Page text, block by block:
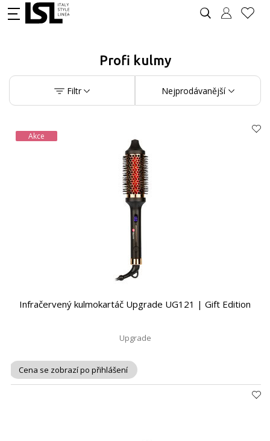
Profi kulmy
Filtr Nejprodávanější
Akce
Infračervený kulmokartáč Upgrade UG121 | Gift Edition
Upgrade
Cena se zobrazí po přihlášení